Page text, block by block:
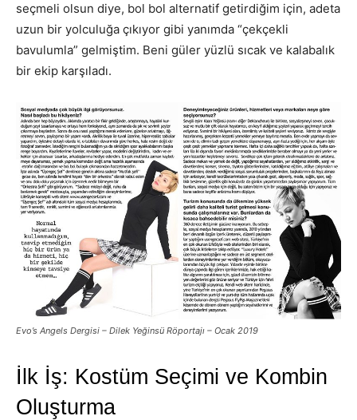
seçmeli olsun diye, bol bol alternatif getirdiğim için, adeta
uzun bir yolculuğa çıkıyor gibi yanımda “çekçekli
bavulumla” gelmiştim. Beni güler yüzlü sıcak ve kalabalık
bir ekip karşıladı.
Evo’s Angels Dergisi – Dilek Yeğinsü Röportajı – Ocak 2019
İlk İş: Kostüm Seçimi ve Kombin
Oluşturma